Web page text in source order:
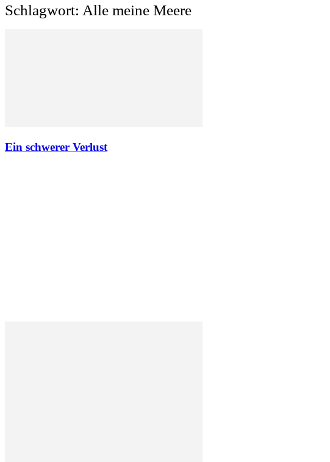
Schlagwort: Alle meine Meere
Ein schwerer Verlust